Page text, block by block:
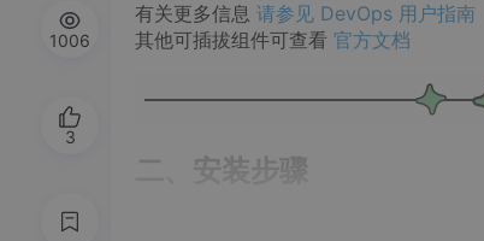
有关更多信息 请参见 DevOps 用户指南
其他可插拔组件可查看 官方文档
二、安装步骤
1006
3